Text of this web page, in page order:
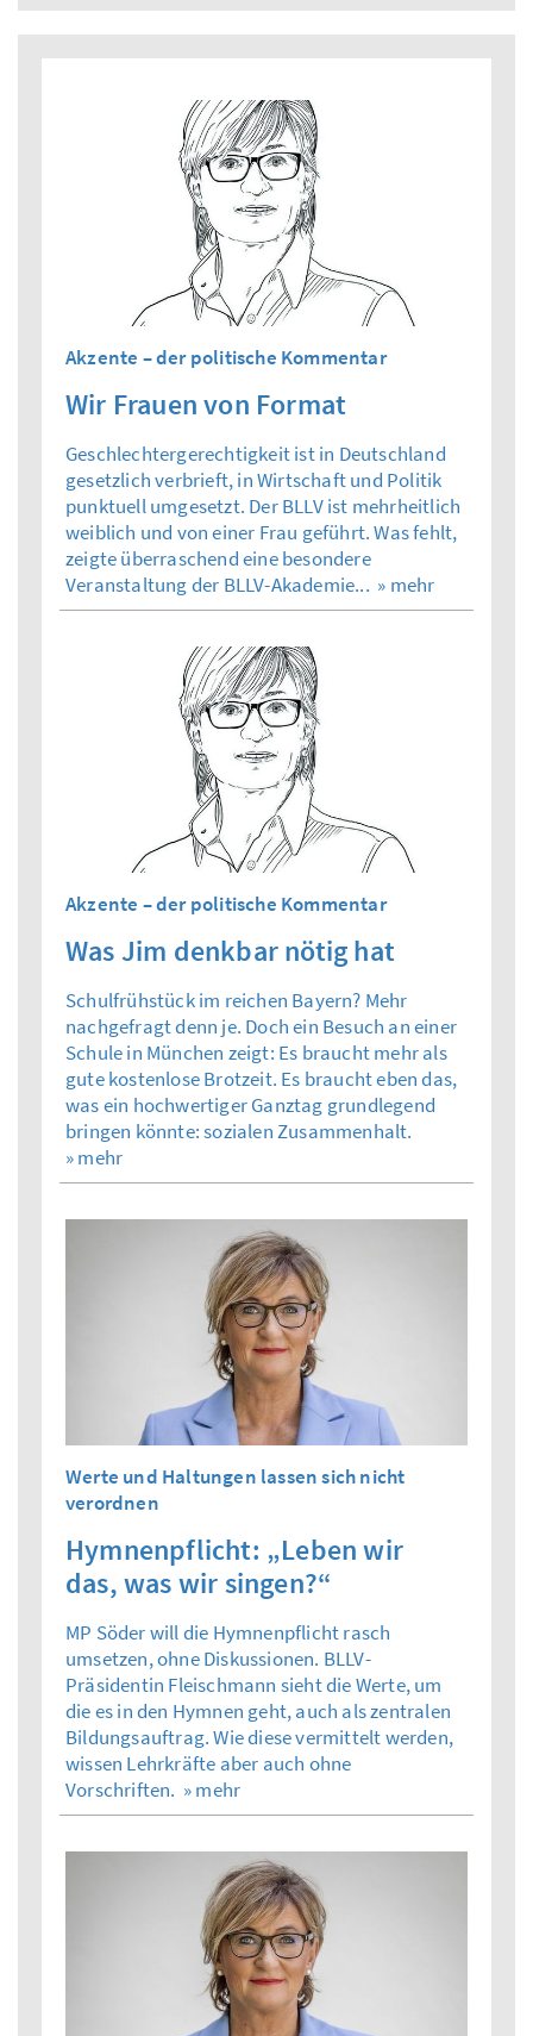
Akzente – der politische Kommentar
Wir Frauen von Format
Geschlechtergerechtigkeit ist in Deutschland
gesetzlich verbrieft, in Wirtschaft und Politik
punktuell umgesetzt. Der BLLV ist mehrheitlich
weiblich und von einer Frau geführt. Was fehlt,
zeigte überraschend eine besondere
Veranstaltung der BLLV-Akademie... » mehr
Akzente – der politische Kommentar
Was Jim denkbar nötig hat
Schulfrühstück im reichen Bayern? Mehr
nachgefragt denn je. Doch ein Besuch an einer
Schule in München zeigt: Es braucht mehr als
gute kostenlose Brotzeit. Es braucht eben das,
was ein hochwertiger Ganztag grundlegend
bringen könnte: sozialen Zusammenhalt.
» mehr
Werte und Haltungen lassen sich nicht
verordnen
Hymnenpflicht: „Leben wir
das, was wir singen?“
MP Söder will die Hymnenpflicht rasch
umsetzen, ohne Diskussionen. BLLV-
Präsidentin Fleischmann sieht die Werte, um
die es in den Hymnen geht, auch als zentralen
Bildungsauftrag. Wie diese vermittelt werden,
wissen Lehrkräfte aber auch ohne
Vorschriften. » mehr